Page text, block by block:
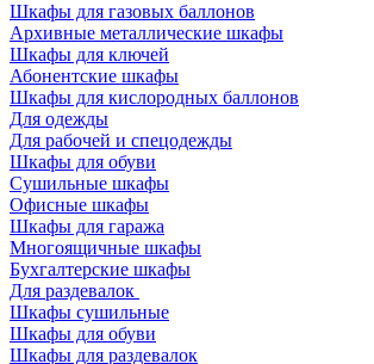
Шкафы для газовых баллонов
Архивные металлические шкафы
Шкафы для ключей
Абонентские шкафы
Шкафы для кислородных баллонов
Для одежды
Для рабочей и спецодежды
Шкафы для обуви
Сушильные шкафы
Офисные шкафы
Шкафы для гаража
Многоящичные шкафы
Бухгалтерские шкафы
Для раздевалок
Шкафы сушильные
Шкафы для обуви
Шкафы для раздевалок